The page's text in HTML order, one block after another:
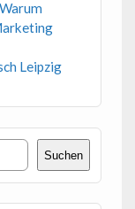
Leipzig
Suchen